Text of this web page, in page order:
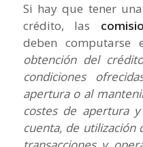
Si hay que tener
crédito, las
deben
obtención del
condiciones
apertura o al
costes de apertura
cuenta, de utilización